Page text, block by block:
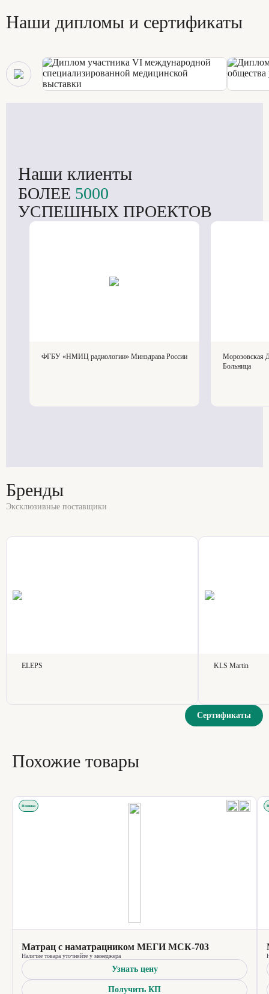
Наши дипломы и сертификаты
Наши клиенты
БОЛЕЕ 5000
УСПЕШНЫХ ПРОЕКТОВ
ФГБУ «НМИЦ радиологии» Минздрава России
Морозовская
Больница
Бренды
Эксклюзивные поставщики
ELEPS KLS Martin
Сертификаты
Похожие товары
Новинка
Матрац с наматрацником МЕГИ МСК-703
Наличие товара уточняйте у менеджера
Узнать цену
Получить КП